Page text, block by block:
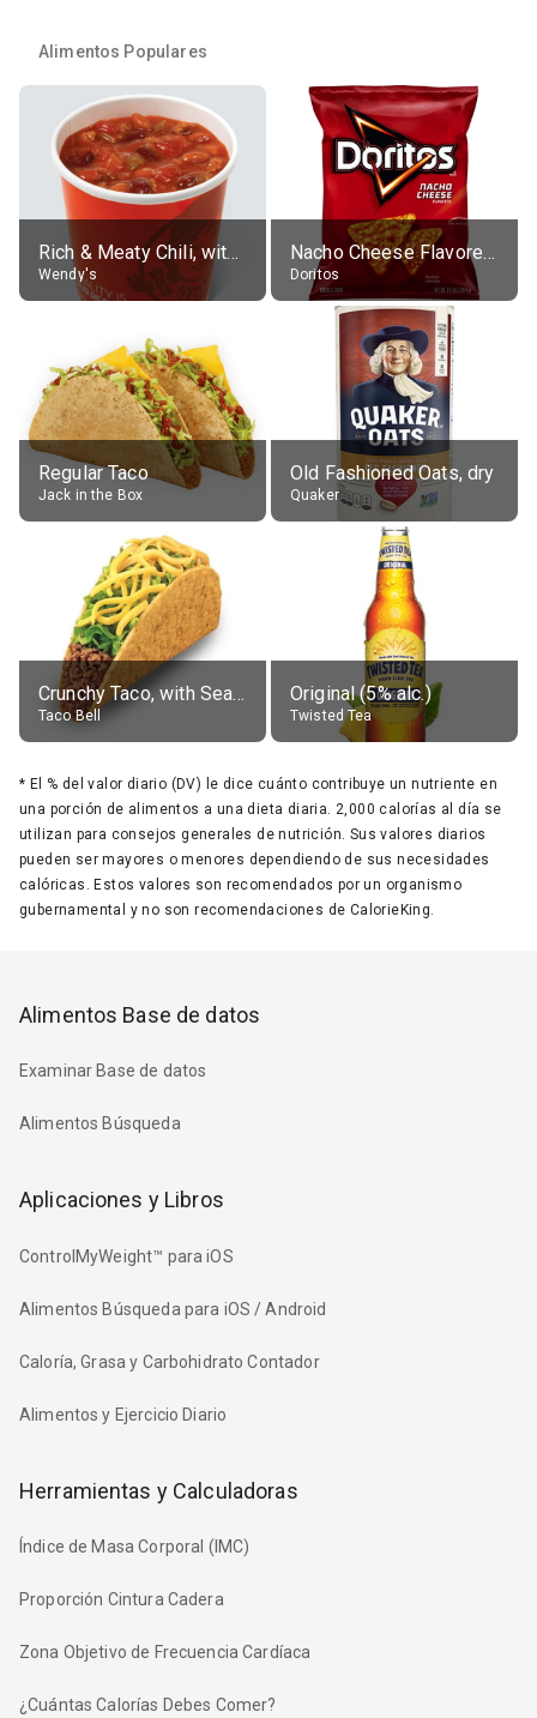
Alimentos Populares
Rich & Meaty Chili, without toppings, large
Wendy's
Nacho Cheese Flavored Tortilla Chips
Doritos
Regular Taco
Jack in the Box
Old Fashioned Oats, dry
Quaker
Crunchy Taco, with Seasoned Beef
Taco Bell
Original (5% alc.)
Twisted Tea
* El % del valor diario (DV) le dice cuánto contribuye un nutriente en
una porción de alimentos a una dieta diaria. 2,000 calorías al día se
utilizan para consejos generales de nutrición. Sus valores diarios
pueden ser mayores o menores dependiendo de sus necesidades
calóricas. Estos valores son recomendados por un organismo
gubernamental y no son recomendaciones de CalorieKing.
Alimentos Base de datos
Examinar Base de datos
Alimentos Búsqueda
Aplicaciones y Libros
ControlMyWeight™ para iOS
Alimentos Búsqueda para iOS / Android
Caloría, Grasa y Carbohidrato Contador
Alimentos y Ejercicio Diario
Herramientas y Calculadoras
Índice de Masa Corporal (IMC)
Proporción Cintura Cadera
Zona Objetivo de Frecuencia Cardíaca
¿Cuántas Calorías Debes Comer?